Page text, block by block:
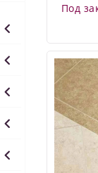
Под